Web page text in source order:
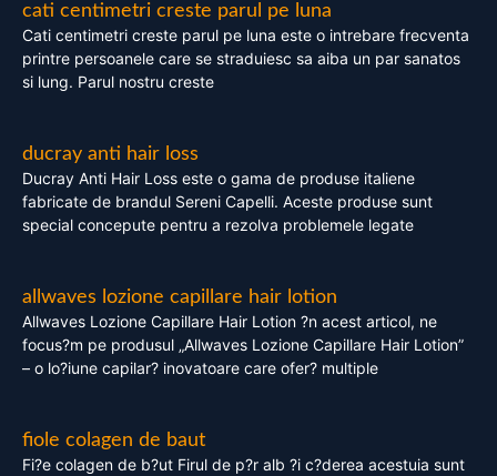
cati centimetri creste parul pe luna
Cati centimetri creste parul pe luna este o intrebare frecventa
printre persoanele care se straduiesc sa aiba un par sanatos
si lung. Parul nostru creste
ducray anti hair loss
Ducray Anti Hair Loss este o gama de produse italiene
fabricate de brandul Sereni Capelli. Aceste produse sunt
special concepute pentru a rezolva problemele legate
allwaves lozione capillare hair lotion
Allwaves Lozione Capillare Hair Lotion ?n acest articol, ne
focus?m pe produsul „Allwaves Lozione Capillare Hair Lotion”
– o lo?iune capilar? inovatoare care ofer? multiple
fiole colagen de baut
Fi?e colagen de b?ut Firul de p?r alb ?i c?derea acestuia sunt